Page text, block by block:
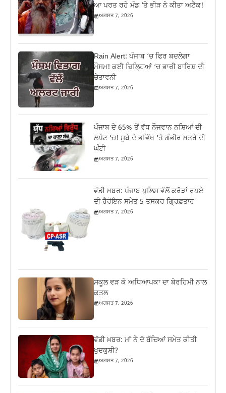
ਆ ਪਰਤ ਰਹੇ ਮੰਡ ‘ਤੇ ਭੀੜ ਨੇ ਕੀਤਾ ਅਟੈਕ!
ਅਗਸਤ 7, 2026
Rain Alert: ਪੰਜਾਬ ‘ਚ ਫਿਰ ਬਦਲੇਗਾ
ਮੌਸਮ! ਕਈ ਜ਼ਿਲ੍ਹਿਆਂ ‘ਚ ਭਾਰੀ ਬਾਰਿਸ਼ ਦੀ
ਚੇਤਾਵਨੀ
ਅਗਸਤ 7, 2026
ਪੰਜਾਬ ਦੇ 65% ਤੋਂ ਵੱਧ ਨੌਜਵਾਨ ਨਸ਼ਿਆਂ ਦੀ
ਲਪੇਟ ‘ਚ! ਸੂਬੇ ਦੇ ਭਵਿੱਖ ‘ਤੇ ਗੰਭੀਰ ਖ਼ਤਰੇ ਦੀ
ਘੰਟੀ
ਅਗਸਤ 7, 2026
ਵੱਡੀ ਖ਼ਬਰ: ਪੰਜਾਬ ਪੁਲਿਸ ਵੱਲੋਂ ਕਰੋੜਾਂ ਰੁਪਏ
ਦੀ ਹੈਰੋਇਨ ਸਮੇਤ 5 ਤਸਕਰ ਗ੍ਰਿਫ਼ਤਾਰ
ਅਗਸਤ 7, 2026
ਸਕੂਲ ਵੜ ਕੇ ਅਧਿਆਪਕਾ ਦਾ ਬੇਰਹਿਮੀ ਨਾਲ
ਕਤਲ
ਅਗਸਤ 7, 2026
ਵੱਡੀ ਖ਼ਬਰ: ਮਾਂ ਨੇ ਦੋ ਬੱਚਿਆਂ ਸਮੇਤ ਕੀਤੀ
ਖੁਦਕੁਸ਼ੀ?
ਅਗਸਤ 7, 2026